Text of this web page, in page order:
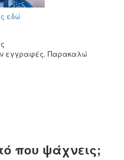
εδώ
εγγραφές. Παρακαλώ
που ψάχνεις;